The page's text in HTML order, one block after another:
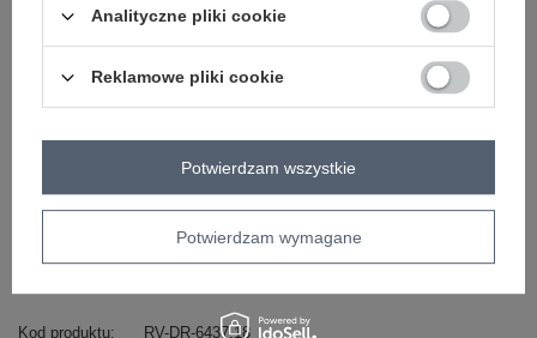
Zobacz wszystkie kolory (+3)
ZALOGUJ SIĘ I ZOBACZ CENĘ
Masz pytanie? Chętnie pomożemy.
Zadzwoń+48 601 547 740 Zadaj pytanie
Kod produktu
RV-DR-6437.18
Analityczne pliki cookie
Reklamowe pliki cookie
Potwierdzam wymagane
Potwierdzam wszystkie